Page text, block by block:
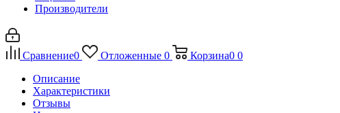
Производители
Сравнение0 Отложенные 0 Корзина0 0
Описание
Характеристики
Отзывы